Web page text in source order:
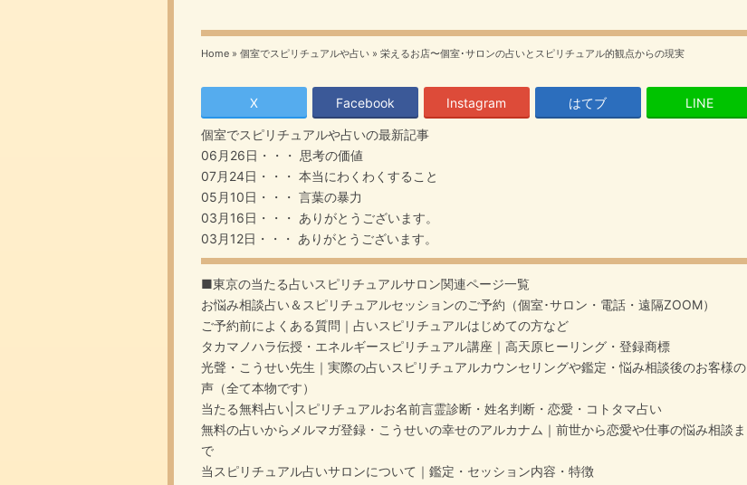
Home » 個室でスピリチュアルや占い » 栄えるお店〜個室･サロンの占いとスピリチュアル的観点からの現実
X Facebook Instagram はてブ LINE
個室でスピリチュアルや占いの最新記事
06月26日・・・ 思考の価値
07月24日・・・ 本当にわくわくすること
05月10日・・・ 言葉の暴力
03月16日・・・ ありがとうございます。
03月12日・・・ ありがとうございます。
■東京の当たる占いスピリチュアルサロン関連ページ一覧
お悩み相談占い＆スピリチュアルセッションのご予約（個室･サロン・電話・遠隔ZOOM）
ご予約前によくある質問｜占いスピリチュアルはじめての方など
タカマノハラ伝授・エネルギースピリチュアル講座｜高天原ヒーリング・登録商標
光聲・こうせい先生｜実際の占いスピリチュアルカウンセリングや鑑定・悩み相談後のお客様の
声（全て本物です）
当たる無料占い|スピリチュアルお名前言霊診断・姓名判断・恋愛・コトタマ占い
無料の占いからメルマガ登録・こうせいの幸せのアルカナム｜前世から恋愛や仕事の悩み相談ま
で
当スピリチュアル占いサロンについて｜鑑定・セッション内容・特徴